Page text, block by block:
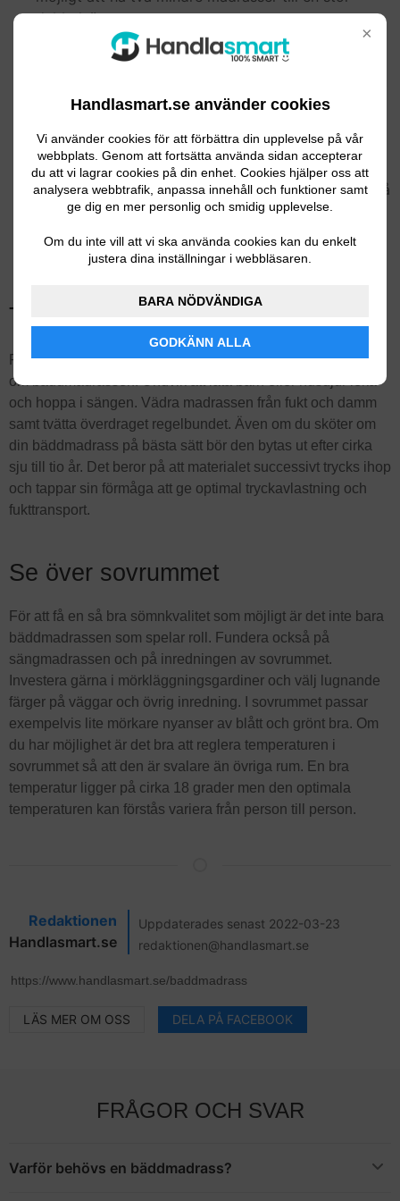
×
Handlasmart.se använder cookies
Vi använder cookies för att förbättra din upplevelse på vår
webbplats. Genom att fortsätta använda sidan accepterar
du att vi lagrar cookies på din enhet. Cookies hjälper oss att
analysera webbtrafik, anpassa innehåll och funktioner samt
ge dig en mer personlig och smidig upplevelse.
Om du inte vill att vi ska använda cookies kan du enkelt
justera dina inställningar i webbläsaren.
BARA NÖDVÄNDIGA
GODKÄNN ALLA
dubbelsäng.
Välj en tjocklek och mjukhet på madrassen som är
anpassad till din vikt och längd.
att sova på sidan behöver du troligen en hårdare
Fokusera på kvalitet istället för pris om du är mån
om att optimera din sömnkvalitet.
Välj gärna en bäddmadrass med avtagbart skydd så
att du kan hålla den fräschare längre.
bytas ut efter ungefär sju till tio års användning.
Ta hand om madrassen
Prioriterar du din sömn högt är det en bra idé att ta väl hand
om bäddmadrassen. Undvik att låta barn eller husdjur leka
och hoppa i sängen. Vädra madrassen från fukt och damm
samt tvätta överdraget regelbundet. Även om du sköter om
din bäddmadrass på bästa sätt bör den bytas ut efter cirka
sju till tio år. Det beror på att materialet successivt trycks ihop
och tappar sin förmåga att ge optimal tryckavlastning och
fukttransport.
Se över sovrummet
För att få en så bra sömnkvalitet som möjligt är det inte bara
bäddmadrassen som spelar roll. Fundera också på
sängmadrassen och på inredningen av sovrummet.
Investera gärna i mörkläggningsgardiner och välj lugnande
färger på väggar och övrig inredning. I sovrummet passar
exempelvis lite mörkare nyanser av blått och grönt bra. Om
du har möjlighet är det bra att reglera temperaturen i
sovrummet så att den är svalare än övriga rum. En bra
temperatur ligger på cirka 18 grader men den optimala
temperaturen kan förstås variera från person till person.
Redaktionen
Handlasmart.se
Uppdaterades senast 2022-03-23
redaktionen@handlasmart.se
LÄS MER OM OSS DELA PÅ FACEBOOK
FRÅGOR OCH SVAR
Varför behövs en bäddmadrass?